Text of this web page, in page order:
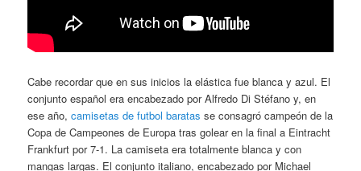
Cabe recordar que en sus inicios la elástica fue blanca y azul. El
conjunto español era encabezado por Alfredo Di Stéfano y, en
ese año,camisetas de futbol baratas se consagró campeón de la
Copa de Campeones de Europa tras golear en la final a Eintracht
Frankfurt por 7-1. La camiseta era totalmente blanca y con
mangas largas. El conjunto italiano, encabezado por Michael